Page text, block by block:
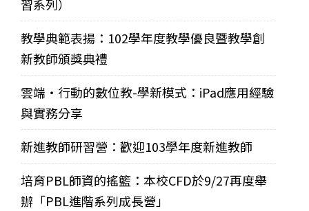
習系列）
教學典範表揚：102學年度教學優良暨教學創
新教師頒獎典禮
雲端‧行動的數位教-學新模式：iPad應用經驗
與實務分享
新進教師研習營：歡迎103學年度新進教師
培育PBL師資的搖籃：本校CFD於9/27再度舉
辦「PBL進階系列成長營」